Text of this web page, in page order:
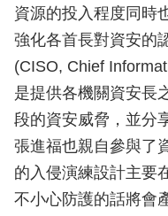
資源的投入程度同時
強化各首長對資安的
(CISO, Chief
是提供各機關資安長
段的資安威脅，並分
張進福也親自參與了
的入侵演練設計主要
不小心防護的話將會